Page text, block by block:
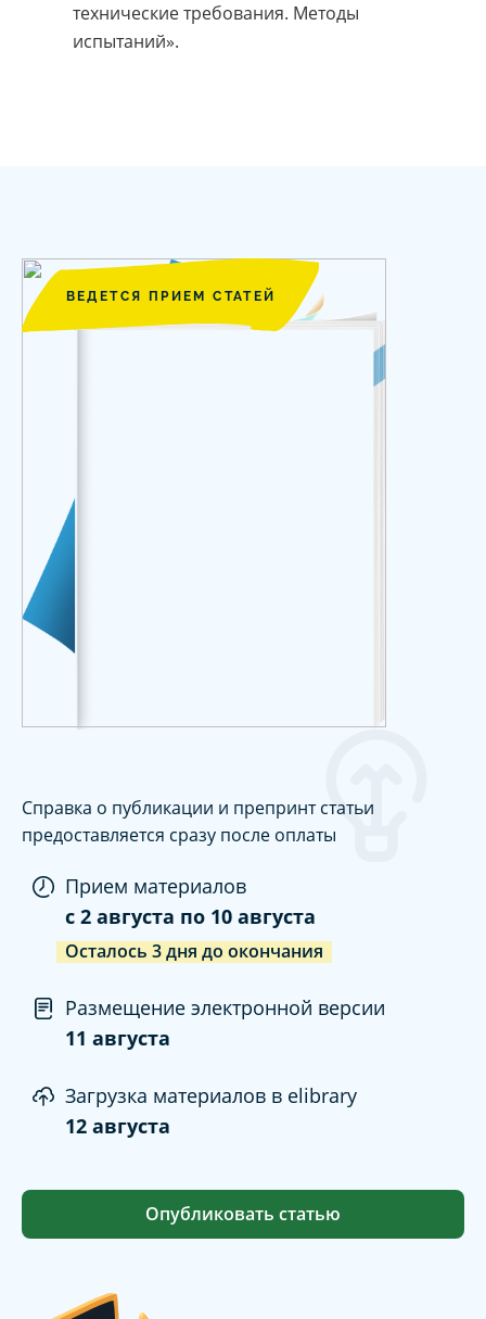
технические требования. Методы
испытаний».
ВЕДЕТСЯ ПРИЕМ СТАТЕЙ
Справка о публикации и препринт статьи
предоставляется сразу после оплаты
Прием материалов
c 2 августа по 10 августа
Осталось 3дня до окончания
Размещение электронной версии
11 августа
Загрузка материалов в elibrary
12 августа
Опубликовать статью